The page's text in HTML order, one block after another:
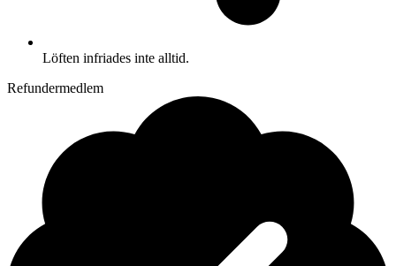
Löften infriades inte alltid.
Refundermedlem